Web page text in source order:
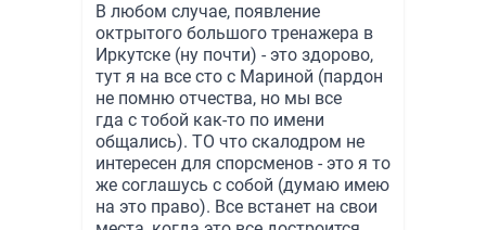
В любом случае, появление
октрытого большого тренажера в
Иркутске (ну почти) - это здорово,
тут я на все сто с Мариной (пардон
не помню отчества, но мы все
гда с тобой как-то по имени
общались). ТО что скалодром не
интересен для спорсменов - это я то
же соглашусь с собой (думаю имею
на это право). Все встанет на свои